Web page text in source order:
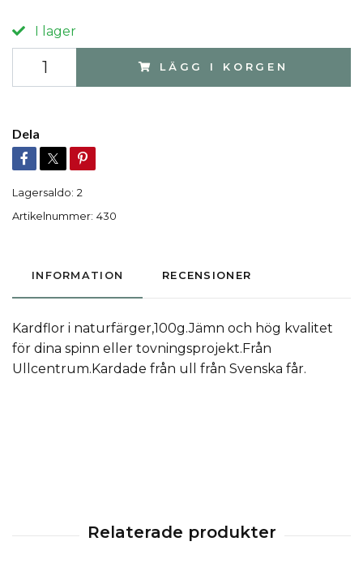
I lager
LÄGG I KORGEN
Dela
Lagersaldo: 2
Artikelnummer: 430
INFORMATION RECENSIONER
Kardflor i naturfärger,100g.Jämn och hög kvalitet
för dina spinn eller tovningsprojekt.Från
Ullcentrum.Kardade från ull från Svenska får.